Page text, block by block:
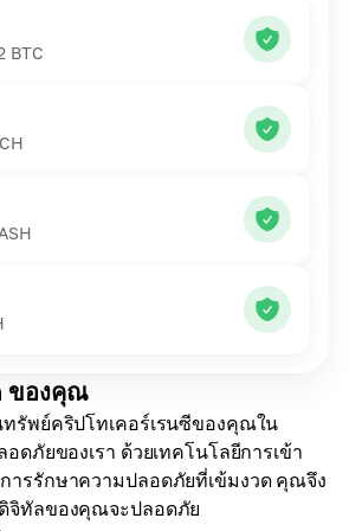
ของคุณ
ทรัพย์คริปโทเคอร์เรนซีของคุณใน
อดภัยของเรา ด้วยเทคโนโลยีการเข้า
ารรักษาความปลอดภัยที่เข้มงวด คุณจึง
จิทัลของคุณจะปลอดภัย
BTC